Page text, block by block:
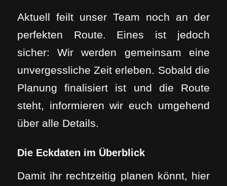
Aktuell feilt unser Team noch an der
perfekten Route. Eines ist jedoch
sicher: Wir werden gemeinsam eine
unvergessliche Zeit erleben. Sobald die
Planung finalisiert ist und die Route
steht, informieren wir euch umgehend
über alle Details.
Die Eckdaten im Überblick
Damit ihr rechtzeitig planen könnt, hier